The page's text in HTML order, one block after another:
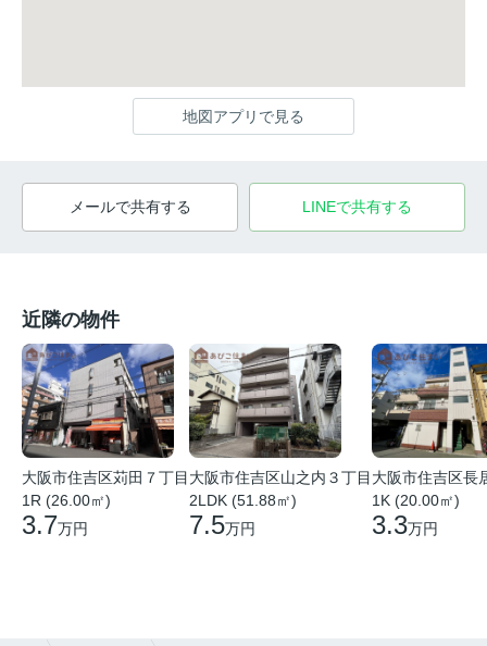
地図アプリで見る
メールで共有する LINEで共有する
近隣の物件
大阪市住吉区苅田７丁目
1R (26.00㎡)
3.7万円
大阪市住吉区山之内３丁目
2LDK (51.88㎡)
7.5万円
大阪市住吉区長
1K (20.00㎡)
3.3万円